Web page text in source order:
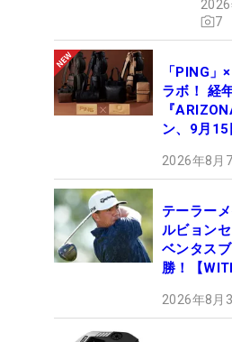
7
「PING
ラボ！ 経
『
ン、9月15
2026年8月
テーラー
ルビョン
ベンタス
勝！【
2026年8月